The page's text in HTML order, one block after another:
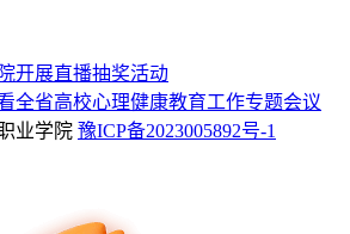
开展直播抽奖活动
全省高校心理健康教育工作专题会议
业学院 豫ICP备2023005892号-1